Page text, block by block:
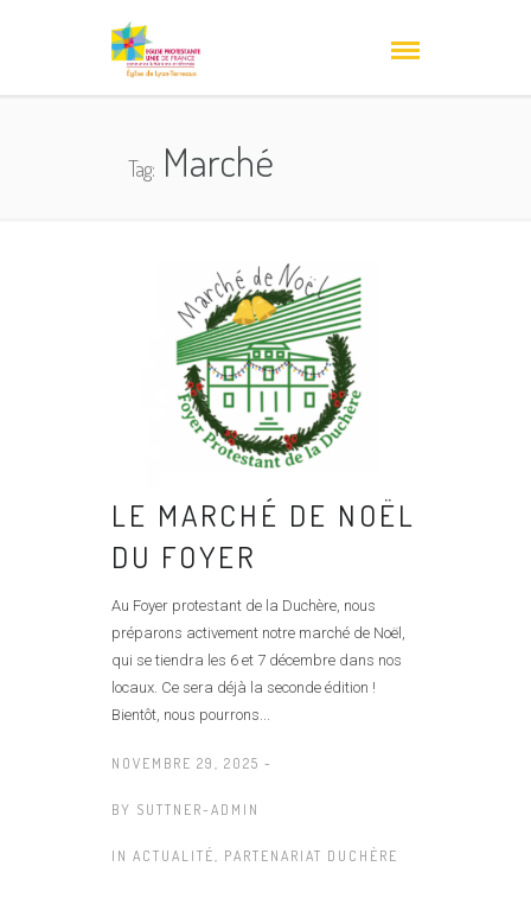
Tag:Marché
LE MARCHÉ DE NOËL
DU FOYER
Au Foyer protestant de la Duchère, nous
préparons activement notre marché de Noël,
qui se tiendra les 6 et 7 décembre dans nos
locaux. Ce sera déjà la seconde édition !
Bientôt, nous pourrons...
NOVEMBRE 29, 2025 -
BY SUTTNER-ADMIN
IN ACTUALITÉ, PARTENARIAT DUCHÈRE